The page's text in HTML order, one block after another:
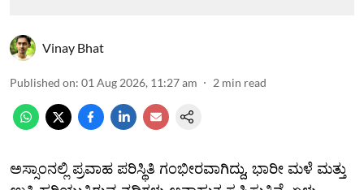
Vinay Bhat
Published on: 01 Aug 2026, 11:27 am 2 min read
ಅಸ್ಸಾಂನಲ್ಲಿ ಪ್ರವಾಹ ಪರಿಸ್ಥಿತಿ ಗಂಭೀರವಾಗಿದ್ದು, ಭಾರೀ ಮಳೆ ಮತ್ತು